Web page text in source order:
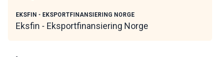
EKSFIN - EKSPORTFINANSIERING NORGE
Eksfin - Eksportfinansiering Norge